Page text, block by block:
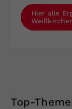
Hier alle
Top-